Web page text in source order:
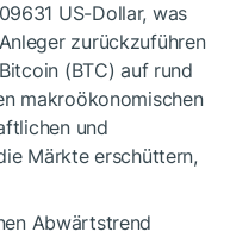
US-Dollar, was
zurückzuführen
(BTC) auf rund
makroökonomischen
und
Märkte erschüttern,
Abwärtstrend